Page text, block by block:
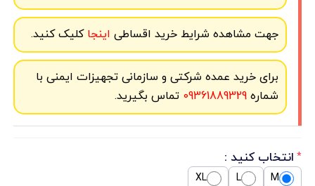
جهت مشاهده شرایط خرید اقساطی اینجاکلیک کنید.
برای خرید عمده شرکتی و سازمانی تجهیزات ایمنی با
شماره09361889329 تماس بگیرید.
* انتخاب کنید :
M
L
XL